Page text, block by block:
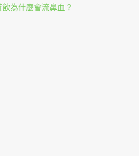
飲為什麼會流鼻血？